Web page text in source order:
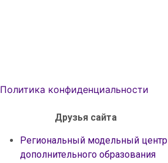
Политика конфиденциальности
Друзья сайта
Региональный модельный центр
дополнительного образования